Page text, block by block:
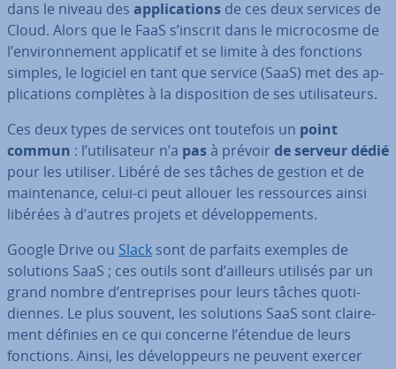
dans le niveau des ap­pli­ca­tions de ces deux services de
Cloud. Alors que le FaaS s’inscrit dans le mi­cro­cosme de
l’en­vi­ron­ne­ment ap­pli­ca­tif et se limite à des fonctions
simples, le logiciel en tant que service (SaaS) met des ap­
pli­ca­tions complètes à la dis­po­si­tion de ses uti­li­sa­teurs.
Ces deux types de services ont toutefois un point
commun : l’uti­li­sa­teur n’a pasà prévoir de serveur dédié
pour les utiliser. Libéré de ses tâches de gestion et de
main­te­nance, celui-ci peut allouer les res­sources ainsi
libérées à d’autres projets et dé­ve­lop­pe­ments.
Google Drive ou Slack sont de parfaits exemples de
solutions SaaS ; ces outils sont d’ailleurs utilisés par un
grand nombre d’en­tre­prises pour leurs tâches quo­ti­
diennes. Le plus souvent, les solutions SaaS sont clai­re­
ment définies en ce qui concerne l’étendue de leurs
fonctions. Ainsi, les dé­ve­lop­peurs ne peuvent exercer